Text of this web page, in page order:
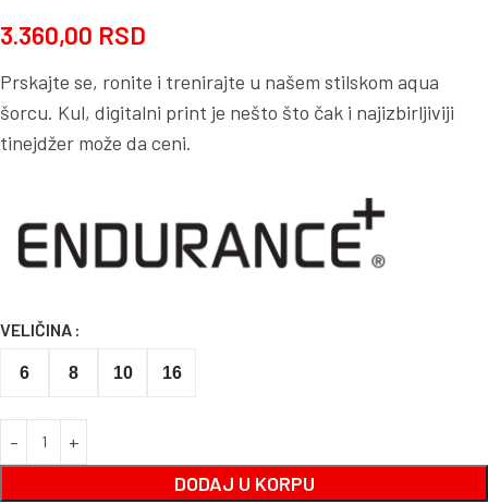
3.360,00 RSD
Prskajte se, ronite i trenirajte u našem stilskom aqua
šorcu. Kul, digitalni print je nešto što čak i najizbirljiviji
tinejdžer može da ceni.
VELIČINA
6 8 10 16
DODAJ U KORPU